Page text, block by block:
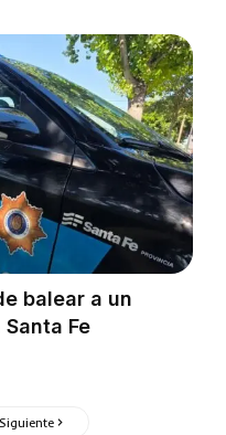
balear a un
Fe
Siguiente